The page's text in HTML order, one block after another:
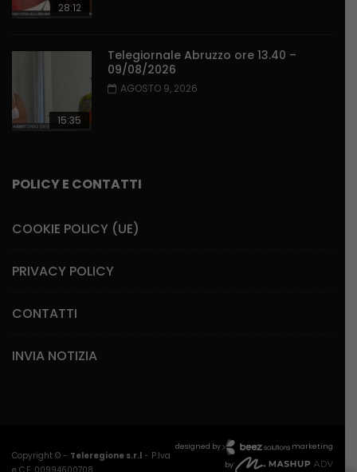
28:12
15:35
Telegiornale Abruzzo ore 13.40 –
09/08/2026
AGOSTO 9, 2026
POLICY E CONTATTI
COOKIE POLICY (UE)
PRIVACY POLICY
CONTATTI
INVIA NOTIZIA
Copyright © - Teleregione s.r.l - P.Iva
designed by
marketing
by